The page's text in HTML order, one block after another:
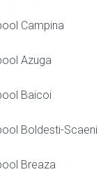
Campina
Azuga
Baicoi
Boldesti-Scaeni
Breaza